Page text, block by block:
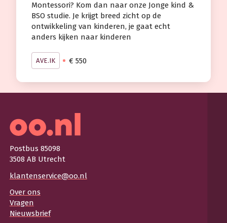
Montessori? Kom dan naar onze Jonge kind &
BSO studie. Je krijgt breed zicht op de
ontwikkeling van kinderen, je gaat echt
anders kijken naar kinderen
AVE.IK € 550
Postbus 85098
3508 AB Utrecht
klantenservice@oo.nl
Over ons
Vragen
Nieuwsbrief